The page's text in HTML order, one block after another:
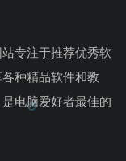
专注于推荐优秀软
种精品软件和教
电脑爱好者最佳的